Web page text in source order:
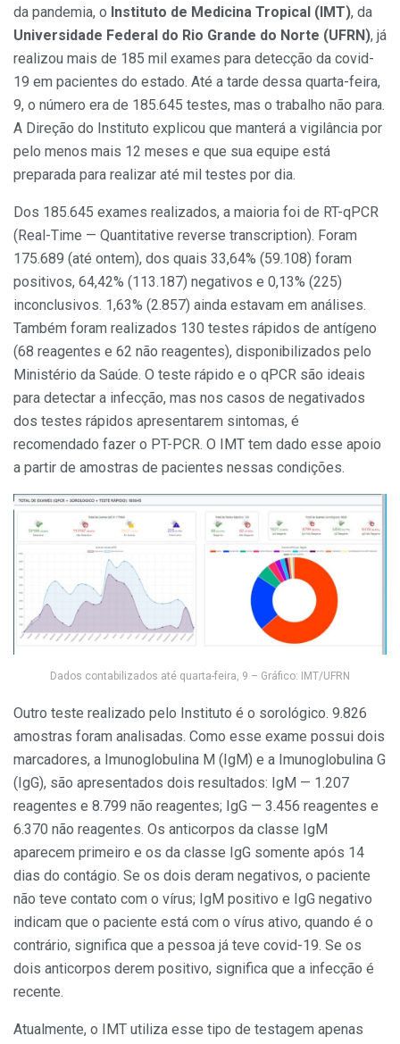
da pandemia, o Instituto de Medicina Tropical (IMT), da
Universidade Federal do Rio Grande do Norte (UFRN), já
realizou mais de 185 mil exames para detecção da covid-
19 em pacientes do estado. Até a tarde dessa quarta-feira,
9, o número era de 185.645 testes, mas o trabalho não para.
A Direção do Instituto explicou que manterá a vigilância por
pelo menos mais 12 meses e que sua equipe está
preparada para realizar até mil testes por dia.
Dos 185.645 exames realizados, a maioria foi de RT-qPCR
(Real-Time — Quantitative reverse transcription). Foram
175.689 (até ontem), dos quais 33,64% (59.108) foram
positivos, 64,42% (113.187) negativos e 0,13% (225)
inconclusivos. 1,63% (2.857) ainda estavam em análises.
Também foram realizados 130 testes rápidos de antígeno
(68 reagentes e 62 não reagentes), disponibilizados pelo
Ministério da Saúde. O teste rápido e o qPCR são ideais
para detectar a infecção, mas nos casos de negativados
dos testes rápidos apresentarem sintomas, é
recomendado fazer o PT-PCR. O IMT tem dado esse apoio
a partir de amostras de pacientes nessas condições.
Dados contabilizados até quarta-feira, 9 – Gráfico: IMT/UFRN
Outro teste realizado pelo Instituto é o sorológico. 9.826
amostras foram analisadas. Como esse exame possui dois
marcadores, a Imunoglobulina M (IgM) e a Imunoglobulina G
(IgG), são apresentados dois resultados: IgM — 1.207
reagentes e 8.799 não reagentes; IgG — 3.456 reagentes e
6.370 não reagentes. Os anticorpos da classe IgM
aparecem primeiro e os da classe IgG somente após 14
dias do contágio. Se os dois deram negativos, o paciente
não teve contato com o vírus; IgM positivo e IgG negativo
indicam que o paciente está com o vírus ativo, quando é o
contrário, significa que a pessoa já teve covid-19. Se os
dois anticorpos derem positivo, significa que a infecção é
recente.
Atualmente, o IMT utiliza esse tipo de testagem apenas